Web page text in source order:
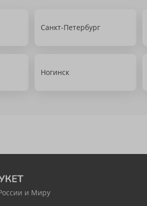
Санкт-Петербург
Ногинск
и Миру